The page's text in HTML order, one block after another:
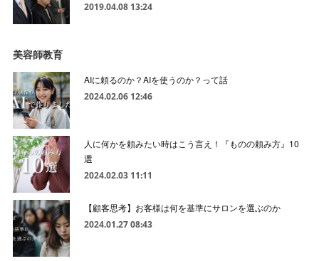
2019.04.08 13:24
美容師教育
AIに頼るのか？AIを使うのか？って話
2024.02.06 12:46
人に何かを頼みたい時はこう言え！『ものの頼み方』10
選
2024.02.03 11:11
【顧客思考】お客様は何を基準にサロンを選ぶのか
2024.01.27 08:43